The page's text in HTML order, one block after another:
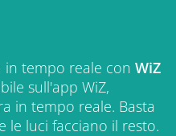
in tempo reale conWiZ
sull'app WiZ,
in tempo reale. Basta
le luci facciano il resto.